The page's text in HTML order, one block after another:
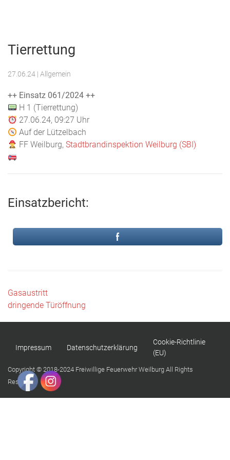
Tierrettung
27.06.24 | Allgemein
++ Einsatz 061/2024 ++
H 1 (Tierrettung)
27.06.24, 09:27 Uhr
Auf der Lützelbach
FF Weilburg,Stadtbrandinspektion Weilburg (SBI)
Einsatzbericht:
Beitragsnavigation
Gasaustritt
dringende Türöffnung
Impressum Datenschutzerklärung
Cookie-Richtlinie
(EU)
Copyright © 2018-2024 Freiwillige Feuerwehr Weilburg All Rights
Reserved.